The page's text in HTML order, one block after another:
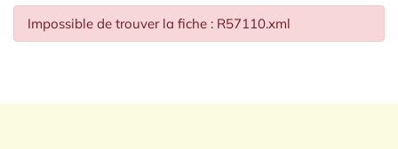
Impossible de trouver la fiche : R57110.xml